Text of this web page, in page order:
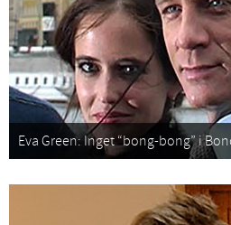
Eva Green: Inget “bong-bong” i